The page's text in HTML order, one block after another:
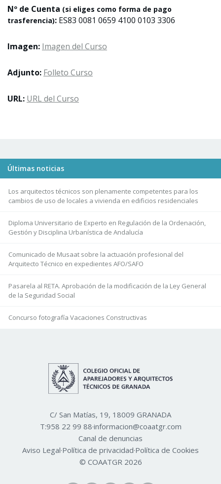
Nº de Cuenta (si eliges como forma de pago
trasferencia): ES83 0081 0659 4100 0103 3306
Imagen: Imagen del Curso
Adjunto: Folleto Curso
URL: URL del Curso
Últimas noticias
Los arquitectos técnicos son plenamente competentes para los
cambios de uso de locales a vivienda en edificios residenciales
Diploma Universitario de Experto en Regulación de la Ordenación,
Gestión y Disciplina Urbanística de Andalucía
Comunicado de Musaat sobre la actuación profesional del
Arquitecto Técnico en expedientes AFO/SAFO
Pasarela al RETA. Aprobación de la modificación de la Ley General
de la Seguridad Social
Concurso fotografía Vacaciones Constructivas
C/ San Matías, 19, 18009 GRANADA
T:958 22 99 88·informacion@coaatgr.com
Canal de denuncias
Aviso Legal·Política de privacidad·Política de Cookies
© COAATGR 2026